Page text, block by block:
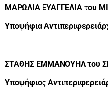
ΜΑΡΩΛΙΑ ΕΥΑΓΓΕΛΙΑ του
Υποψήφια
ΣΤΑΘΗΣ ΕΜΜΑΝΟΥΗΛ του
Υποψήφιος